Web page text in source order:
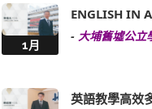
1月
ENGLISH IN
- 大埔舊墟公立
英語教學高效